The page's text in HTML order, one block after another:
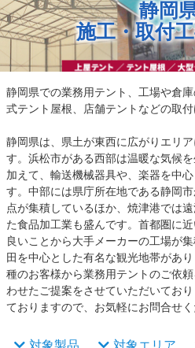
静岡
施工・取付
静岡県での業務用テント、工場や倉
式テント屋根、店舗テントなどの取
静岡県は、県土が東西に広がりエリ
す。浜松市がある西部は温暖な気候
加えて、輸送機械器具や、楽器を中
す。中部には県庁所在地である静岡
点が集積しているほか、焼津港では
た食品加工業も盛んです。首都圏に
良いことから大手メーカーの工場が
田を中心とした有名な観光地帯があ
種のお客様から業務用テントのご依
わせたご提案をさせていただいてお
ておりますので、お気軽にお問合せく
対象製品 対象エリア